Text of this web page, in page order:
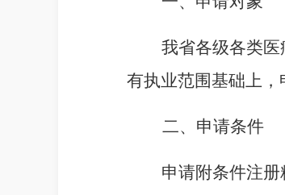
我省各级各类
有执业范围基础上，
二、申请条件
申请附条件注